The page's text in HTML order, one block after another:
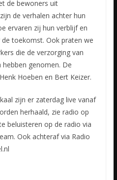
de bewoners uit
de verhalen achter hun
ervaren zij hun verblijf en
toekomst. Ook praten we
die de verzorging van
genomen. De
Hoeben en Bert Keizer.
zijn er zaterdag live vanaf
herhaald, zie radio op
beluisteren op de radio via
Ook achteraf via Radio